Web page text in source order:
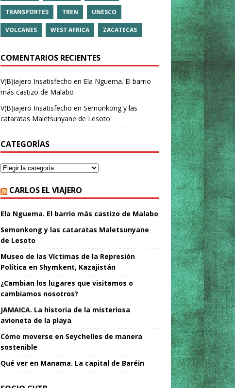
TRANSPORTES TREN UNESCO
VOLCANES WEST AFRICA ZACATECAS
COMENTARIOS RECIENTES
V(B)iajero Insatisfecho en Ela Nguema. El barrio
más castizo de Malabo
V(B)iajero Insatisfecho en Semonkong y las
cataratas Maletsunyane de Lesoto
CATEGORÍAS
CARLOS EL VIAJERO
Ela Nguema. El barrio más castizo de Malabo
Semonkong y las cataratas Maletsunyane
de Lesoto
Museo de las Víctimas de la Represión
Política en Shymkent, Kazajistán
¿Cambian los lugares que visitamos o
cambiamos nosotros?
JAMAICA. La historia de la misteriosa
avioneta de la playa
Cómo moverse en Seychelles de manera
sostenible
Qué ver en Manama. La capital de Baréin